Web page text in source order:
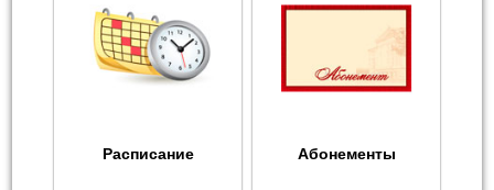
Расписание Абонементы